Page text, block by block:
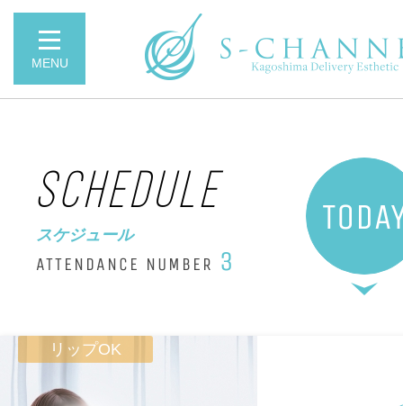
MENU
SCHEDULE
スケジュール
ATTENDANCE NUMBER 3
リップOK